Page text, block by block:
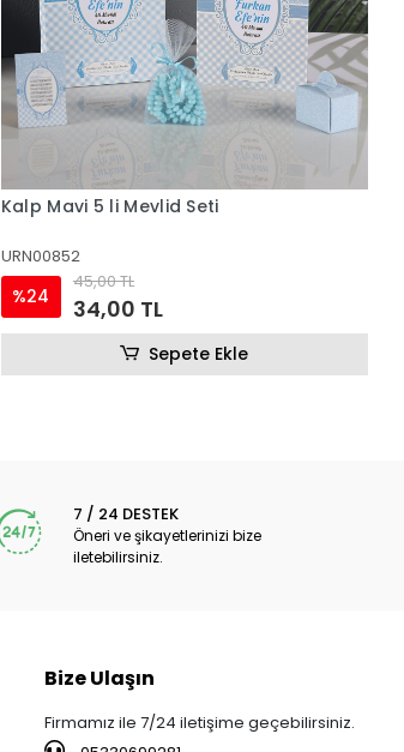
Kalp Mavi 5 li Mevlid Seti
URN00852
%24
45,00 TL
34,00 TL
Sepete Ekle
7 / 24 DESTEK
Öneri ve şikayetlerinizi bize
iletebilirsiniz.
Bize Ulaşın
Firmamız ile 7/24 iletişime geçebilirsiniz.